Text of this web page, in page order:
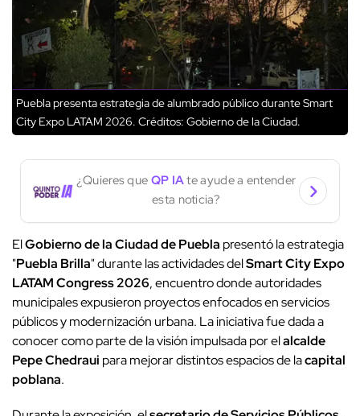
Puebla presenta estrategia de alumbrado público durante Smart
City Expo LATAM 2026. Créditos: Gobierno de la Ciudad.
¿Quieres que QP IAte ayude a entender
esta noticia?
ElGobierno de la Ciudad de Puebla presentó la estrategia
"Puebla Brilla" durante las actividades delSmart City Expo
LATAM Congress 2026, encuentro donde autoridades
municipales expusieron proyectos enfocados en servicios
públicos y modernización urbana. La iniciativa fue dada a
conocer como parte de la visión impulsada por elalcalde
Pepe Chedraui para mejorar distintos espacios de lacapital
poblana.